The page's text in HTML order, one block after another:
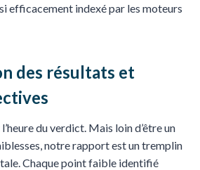
efficacement indexé par les moteurs
des résultats et
du verdict. Mais loin d’être un
notre rapport est un tremplin
Chaque point faible identifié